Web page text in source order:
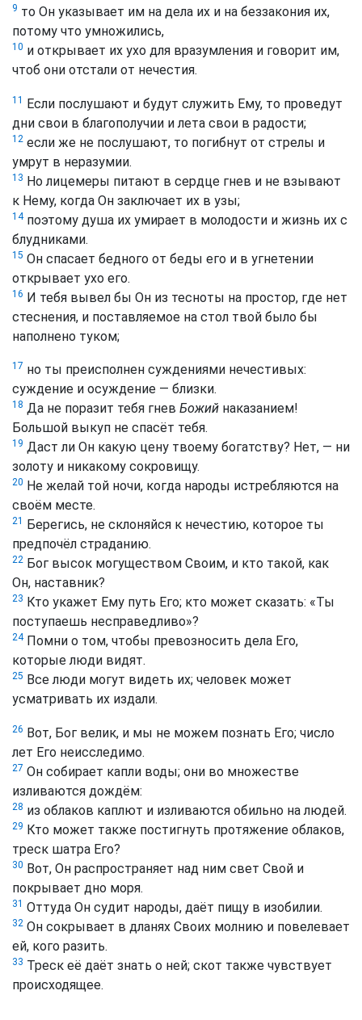
9 то Он указывает им на дела их и на беззакония их,
потому что умножились,
10 и открывает их ухо для вразумления и говорит им,
чтоб они отстали от нечестия.
11 Если послушают и будут служить Ему, то проведут
дни свои в благополучии и лета свои в радости;
12 если же не послушают, то погибнут от стрелы и
умрут в неразумии.
13 Но лицемеры питают в сердце гнев и не взывают
к Нему, когда Он заключает их в узы;
14поэтому душа их умирает в молодости и жизнь их с
блудниками.
15 Он спасает бедного от беды его и в угнетении
открывает ухо его.
16 И тебя вывел бы Он из тесноты на простор, где нет
стеснения, и поставляемое на стол твой было бы
наполнено туком;
17 но ты преисполнен суждениями нечестивых:
суждение и осуждение — близки.
18 Да не поразит тебя гнев Божий наказанием!
Большой выкуп не спасёт тебя.
19 Даст ли Он какую цену твоему богатству? Нет, — ни
золоту и никакому сокровищу.
20 Не желай той ночи, когда народы истребляются на
своём месте.
21
Берегись, не склоняйся к нечестию, которое ты
предпочёл страданию.
22 Бог высок могуществом Своим, и кто такой, как
Он, наставник?
23 Кто укажет Ему путь Его; кто может сказать: «Ты
поступаешь несправедливо»?
24Помни о том, чтобы превозносить дела Его,
которые люди видят.
25 Все люди могут видеть их; человек может
усматривать их издали.
26 Вот, Бог велик, и мы не можем познать Его; число
лет Его неисследимо.
27 Он собирает капли воды; они во множестве
изливаются дождём:
28 из облаков каплют и изливаются обильно на людей.
29 Кто может также постигнуть протяжение облаков,
треск шатра Его?
30 Вот, Он распространяет над ним свет Свой и
покрывает дно моря.
31 Оттуда Он судит народы, даёт пищу в изобилии.
32 Он сокрывает в дланях Своих молнию и повелевает
ей, кого разить.
33 Треск её даёт знать о ней; скот также чувствует
происходящее.